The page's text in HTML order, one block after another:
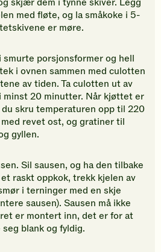
med fløte, og la småkoke i 5-
er møre.
smurte porsjonsformer og hell
i ovnen sammen med culotten
av tiden. Ta culotten ut av
minst 20 minutter. Når kjøttet er
du skru temperaturen opp til 220
med revet ost, og gratiner til
gyllen.
Sil sausen, og ha den tilbake
raskt oppkok, trekk kjelen av
i terninger med en skje
sausen). Sausen må ikke
er montert inn, det er for at
blank og fyldig.